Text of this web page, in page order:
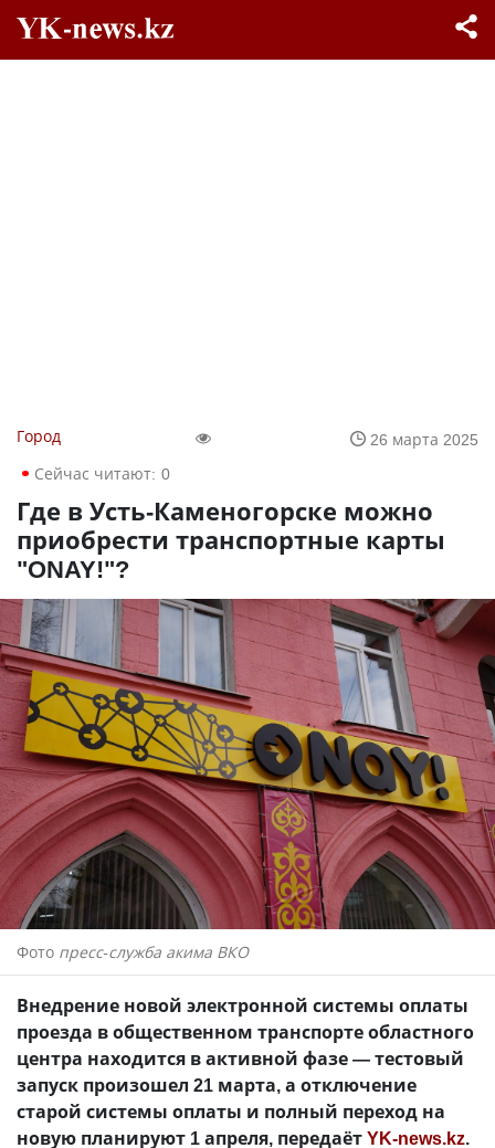
Город
26 марта 2025
Сейчас читают: 0
Где в Усть-Каменогорске можно
приобрести транспортные карты
"ONAY!"?
Фото пресс-служба акима ВКО
Внедрение новой электронной системы оплаты
проезда в общественном транспорте областного
центра находится в активной фазе — тестовый
запуск произошел 21 марта, а отключение
старой системы оплаты и полный переход на
новую планируют 1 апреля, передаётYK-news.kz.